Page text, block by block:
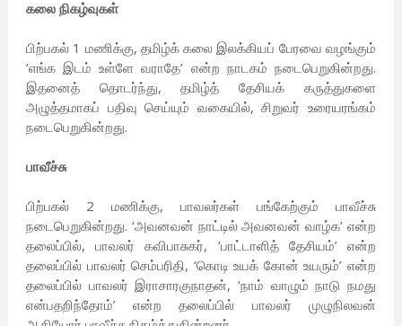
கலை நிகழ்வுகள்
பிற்பகல் 1 மணிக்கு, தமிழ்க் கலை இலக்கியப் பேரவை வழங்கும்
‘எங்க இடம் உள்ளே வராதே’ என்ற நாடகம் நடைபெறுகின்றது.
இதனைத் தொடர்ந்து, தமிழ்த் தேசியக் கருத்துகளை
அழுத்தமாகப் பதிவு செய்யும் வகையில், சிறுவர் உரையரங்கம்
நடைபெறுகின்றது.
பாவீச்சு
பிற்பகல் 2 மணிக்கு, பாவலர்கள் பங்கேற்கும் பாவீச்சு
நடைபெறுகின்றது. ‘அவனவன் நாட்டில் அவனவன் வாழ்க’ என்ற
தலைப்பில், பாவலர் கவிபாசுகர், ‘பாட்டாளித் தேசியம்’ என்ற
தலைப்பில் பாவலர் செம்பரிதி, ‘கொடி உயக் கோன் உயரும்’ என்ற
தலைப்பில் பாவலர் இராசாரகுநாதன், ‘நாம் வாழும் நாடு நமது
என்பதறிந்தோம்’ என்ற தலைப்பில் பாவலர் முழுநிலவன்